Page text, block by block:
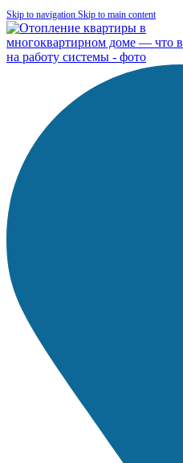
Skip to navigation Skip to main content